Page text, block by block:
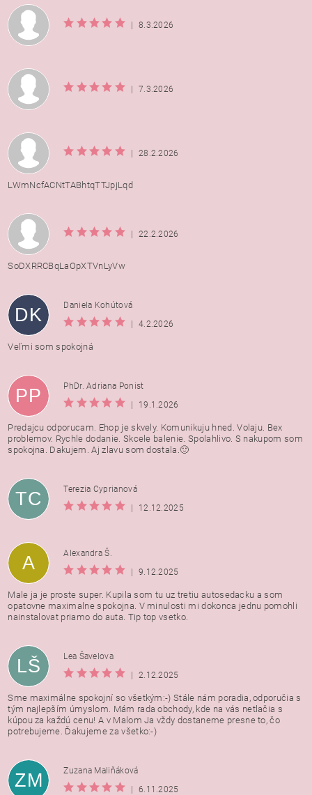
| 8.3.2026
| 7.3.2026
| 28.2.2026
LWmNcfACNtTABhtqTTJpjLqd
| 22.2.2026
SoDXRRCBqLaOpXTVnLyVw
DK
Daniela Kohútová
|
4.2.2026
Veľmi som spokojná
PP
PhDr. Adriana Ponist
|
19.1.2026
Predajcu odporucam. Ehop je skvely. Komunikuju hned. Volaju. Bex
problemov. Rychle dodanie. Skcele balenie. Spolahlivo. S nakupom som
spokojna. Dakujem. Aj zlavu som dostala.🙂
TC
Terezia Cyprianová
|
12.12.2025
A
Alexandra Š.
|
9.12.2025
Male ja je proste super. Kupila som tu uz tretiu autosedacku a som
opatovne maximalne spokojna. V minulosti mi dokonca jednu pomohli
nainstalovat priamo do auta. Tip top vsetko.
LŠ
Lea Šavelova
|
2.12.2025
Sme maximálne spokojní so všetkým:-) Stále nám poradia, odporučia s
tým najlepším úmyslom. Mám rada obchody, kde na vás netlačia s
kúpou za každú cenu! A v Malom Ja vždy dostaneme presne to, čo
potrebujeme. Ďakujeme za všetko:-)
ZM
Zuzana Maliňáková
|
6.11.2025